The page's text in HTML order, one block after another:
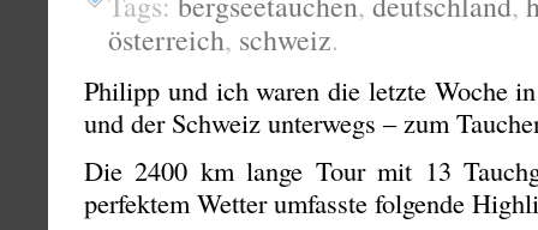
österreich, schweiz.
Philipp und ich waren die letzte Woche
und der Schweiz unterwegs – zum
Die 2400 km lange Tour mit 13
perfektem Wetter umfasste folgende